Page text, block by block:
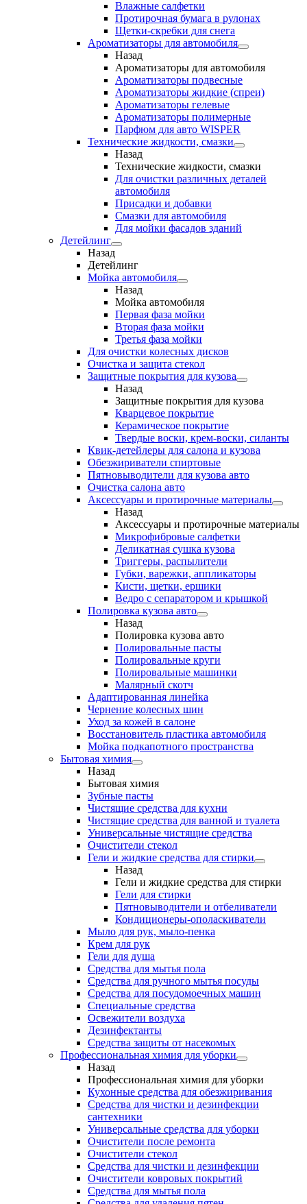
Влажные салфетки
Протирочная бумага в рулонах
Щетки-скребки для снега
Ароматизаторы для автомобиля
Назад
Ароматизаторы для автомобиля
Ароматизаторы подвесные
Ароматизаторы жидкие (спреи)
Ароматизаторы гелевые
Ароматизаторы полимерные
Парфюм для авто WISPER
Технические жидкости, смазки
Назад
Технические жидкости, смазки
Для очистки различных деталей
автомобиля
Присадки и добавки
Смазки для автомобиля
Для мойки фасадов зданий
Детейлинг
Назад
Детейлинг
Мойка автомобиля
Назад
Мойка автомобиля
Первая фаза мойки
Вторая фаза мойки
Третья фаза мойки
Для очистки колесных дисков
Очистка и защита стекол
Защитные покрытия для кузова
Назад
Защитные покрытия для кузова
Кварцевое покрытие
Керамическое покрытие
Твердые воски, крем-воски, силанты
Квик-детейлеры для салона и кузова
Обезжириватели спиртовые
Пятновыводители для кузова авто
Очистка салона авто
Аксессуары и протирочные материалы
Назад
Аксессуары и протирочные материалы
Микрофибровые салфетки
Деликатная сушка кузова
Триггеры, распылители
Губки, варежки, аппликаторы
Кисти, щетки, ершики
Ведро с сепаратором и крышкой
Полировка кузова авто
Назад
Полировка кузова авто
Полировальные пасты
Полировальные круги
Полировальные машинки
Малярный cкотч
Адаптированная линейка
Чернение колесных шин
Уход за кожей в салоне
Восстановитель пластика автомобиля
Мойка подкапотного пространства
Бытовая химия
Назад
Бытовая химия
Зубные пасты
Чистящие средства для кухни
Чистящие средства для ванной и туалета
Универсальные чистящие средства
Очистители стекол
Гели и жидкие средства для стирки
Назад
Гели и жидкие средства для стирки
Гели для стирки
Пятновыводители и отбеливатели
Кондиционеры-ополаскиватели
Мыло для рук, мыло-пенка
Крем для рук
Гели для душа
Средства для мытья пола
Средства для ручного мытья посуды
Средства для посудомоечных машин
Специальные средства
Освежители воздуха
Дезинфектанты
Средства защиты от насекомых
Профессиональная химия для уборки
Назад
Профессиональная химия для уборки
Кухонные средства для обезжиривания
Средства для чистки и дезинфекции
сантехники
Универсальные средства для уборки
Очистители после ремонта
Очистители стекол
Средства для чистки и дезинфекции
Очистители ковровых покрытий
Средства для мытья пола